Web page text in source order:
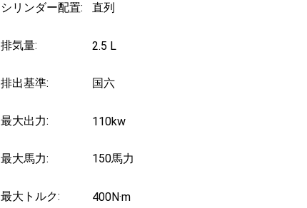
シリンダー配置: 直列
排気量: 2.5 L
排出基準: 国六
最大出力: 110kw
最大馬力: 150馬力
最大トルク: 400N·m